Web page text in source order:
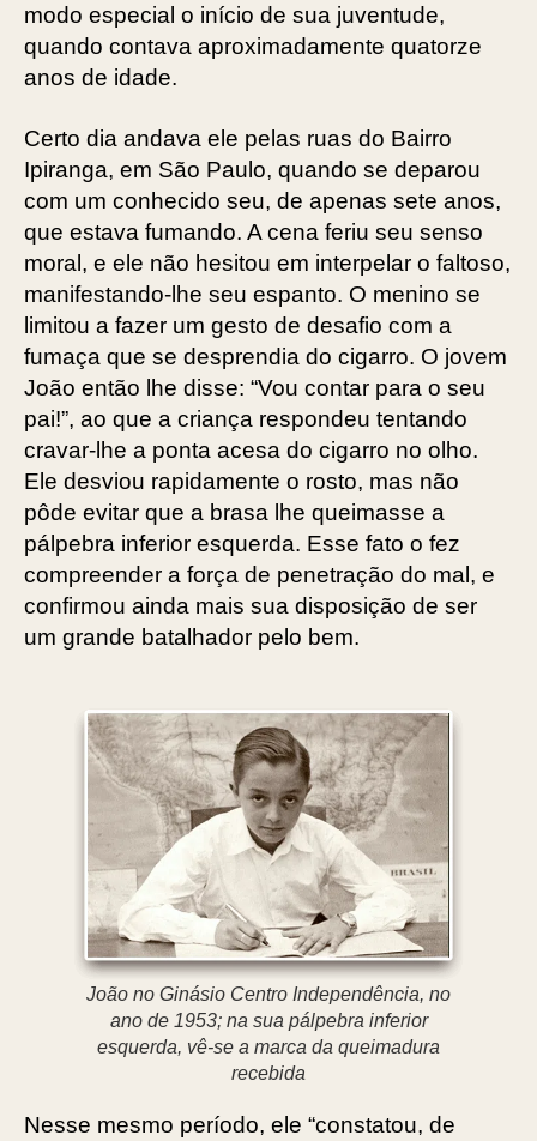
modo especial o início de sua juventude,
quando contava aproximadamente quatorze
anos de idade.
Certo dia andava ele pelas ruas do Bairro
Ipiranga, em São Paulo, quando se deparou
com um conhecido seu, de apenas sete anos,
que estava fumando. A cena feriu seu senso
moral, e ele não hesitou em interpelar o faltoso,
manifestando-lhe seu espanto. O menino se
limitou a fazer um gesto de desafio com a
fumaça que se desprendia do cigarro. O jovem
João então lhe disse: “Vou contar para o seu
pai!”, ao que a criança respondeu tentando
cravar-lhe a ponta acesa do cigarro no olho.
Ele desviou rapidamente o rosto, mas não
pôde evitar que a brasa lhe queimasse a
pálpebra inferior esquerda. Esse fato o fez
compreender a força de penetração do mal, e
confirmou ainda mais sua disposição de ser
um grande batalhador pelo bem.
João no Ginásio Centro Independência, no
ano de 1953; na sua pálpebra inferior
esquerda, vê-se a marca da queimadura
recebida
Nesse mesmo período, ele “constatou, de